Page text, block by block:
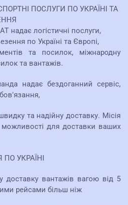
ПОСЛУГИ ПО УКРАЇНІ ТА
надає логістичні послуги,
по Україні та Європі,
та посилок, міжнародну
та вантажів.
надає бездоганний сервіс,
та надійну доставку. Місія
для доставки ваших
УКРАЇНІ
доставку вантажів вагою від 5
рейсами більш ніж